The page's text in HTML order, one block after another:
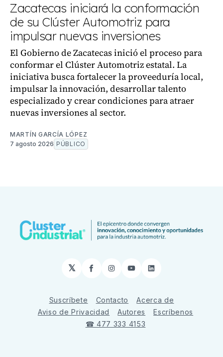
Zacatecas iniciará la conformación
de su Clúster Automotriz para
impulsar nuevas inversiones
El Gobierno de Zacatecas inició el proceso para
conformar el Clúster Automotriz estatal. La
iniciativa busca fortalecer la proveeduría local,
impulsar la innovación, desarrollar talento
especializado y crear condiciones para atraer
nuevas inversiones al sector.
MARTÍN GARCÍA LÓPEZ
7 agosto 2026 PÚBLICO
𝕏 Facebook
Instagram
YouTubeLinkedIn
Suscríbete Contacto
Acerca de
Aviso de Privacidad
Autores
Escríbenos
☎ 477 333 4153